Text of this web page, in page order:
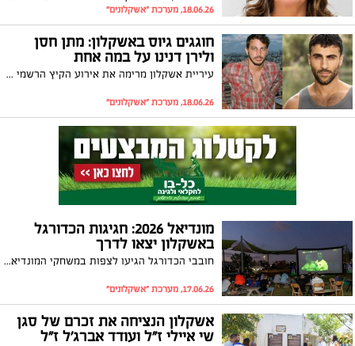
18.06.26, מערכת "אשקלונים"
חוגגים גיוס באשקלון: מתן חסן
ולירן דנינו על במה אחת
עיריית אשקלון מרימה את אירוע הקיץ הרשמי לבני הנוער ולמתגייסים החדשים של העיר עם הופעות ענק, כרטיסים מסובסדים ב-10 שקלים בלבד, וכרטיס חינם לתלמידי כיתות י"ב
18.06.26, מערכת "אשקלונים"
מונדיאל 2026: חגיגות הכדורגל
באשקלון יצאו לדרך
חובבי הכדורגל הגיעו לצפות במשחקי המונדיאל על מסכי ענק; ההקרנות יימשכו לאורך החודש ללא עלות!
17.06.26, מערכת "אשקלונים"
אשקלון הנציחה את זכרם של סגן
שי איילי ז"ל ועודד אברג'ל ז"ל